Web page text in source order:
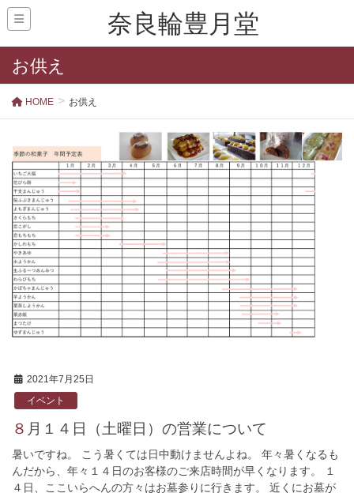
奈良輪豊月堂
お供え
HOME お供え
2021年7月25日
イベント
８月１４日（土曜日）の営業について
暑いですね。 こう暑くては日中動けませんよね。 年々暑くなるも
んだから、年々１４日のお客様のご来店時間が早くなります。 １
４日、ここいらへんの方々はお墓参りに行きます。 近くにお墓が